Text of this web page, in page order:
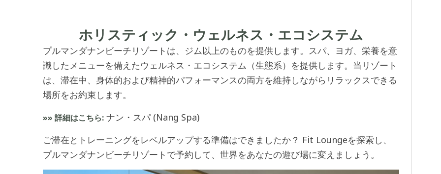
ホリスティック・ウェルネス・エコシステム
プルマンダナンビーチリゾートは、ジム以上のものを提供します。スパ、ヨガ、栄養を意
識したメニューを備えたウェルネス・エコシステム（生態系）を提供します。当リゾート
は、滞在中、身体的および精神的パフォーマンスの両方を維持しながらリラックスできる
場所をお約束します。
»» 詳細はこちら: ナン・スパ (Nang Spa)
ご滞在とトレーニングをレベルアップする準備はできましたか？ Fit Loungeを探索し、
プルマンダナンビーチリゾート で予約して、世界をあなたの遊び場に変えましょう。